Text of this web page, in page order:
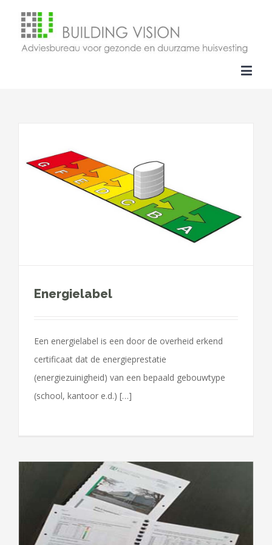
Energielabel
Een energielabel is een door de overheid erkend
certificaat dat de energieprestatie
(energiezuinigheid) van een bepaald gebouwtype
(school, kantoor e.d.) […]